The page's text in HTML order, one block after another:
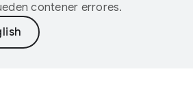
contener errores.